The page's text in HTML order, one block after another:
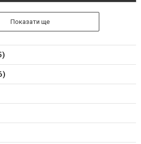
Показати ще